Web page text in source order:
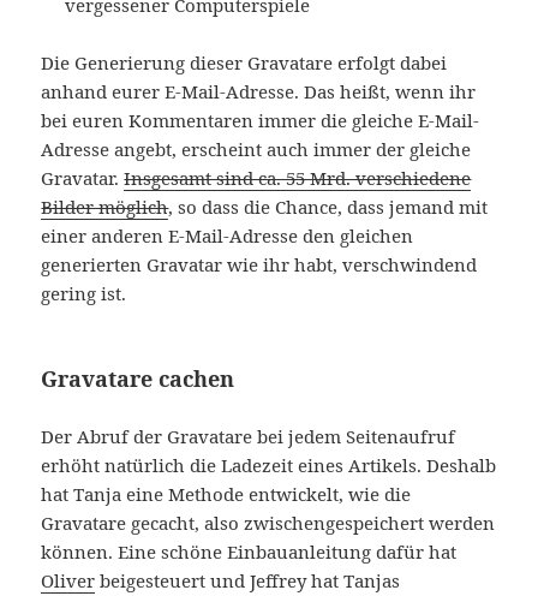
Die Generierung dieser Gravatare erfolgt dabei
anhand eurer E-Mail-Adresse. Das heißt, wenn ihr
bei euren Kommentaren immer die gleiche E-Mail-
Adresse angebt, erscheint auch immer der gleiche
Gravatar.Insgesamt sind ca. 55 Mrd. verschiedene
Bilder möglich, so dass die Chance, dass jemand mit
einer anderen E-Mail-Adresse den gleichen
generierten Gravatar wie ihr habt, verschwindend
gering ist.
Gravatare cachen
Der Abruf der Gravatare bei jedem Seitenaufruf
erhöht natürlich die Ladezeit eines Artikels. Deshalb
hat Tanja eine Methode entwickelt, wie die
Gravatare gecacht, also zwischengespeichert werden
können. Eine schöne Einbauanleitung dafür hat
Oliver beigesteuert und Jeffrey hat Tanjas